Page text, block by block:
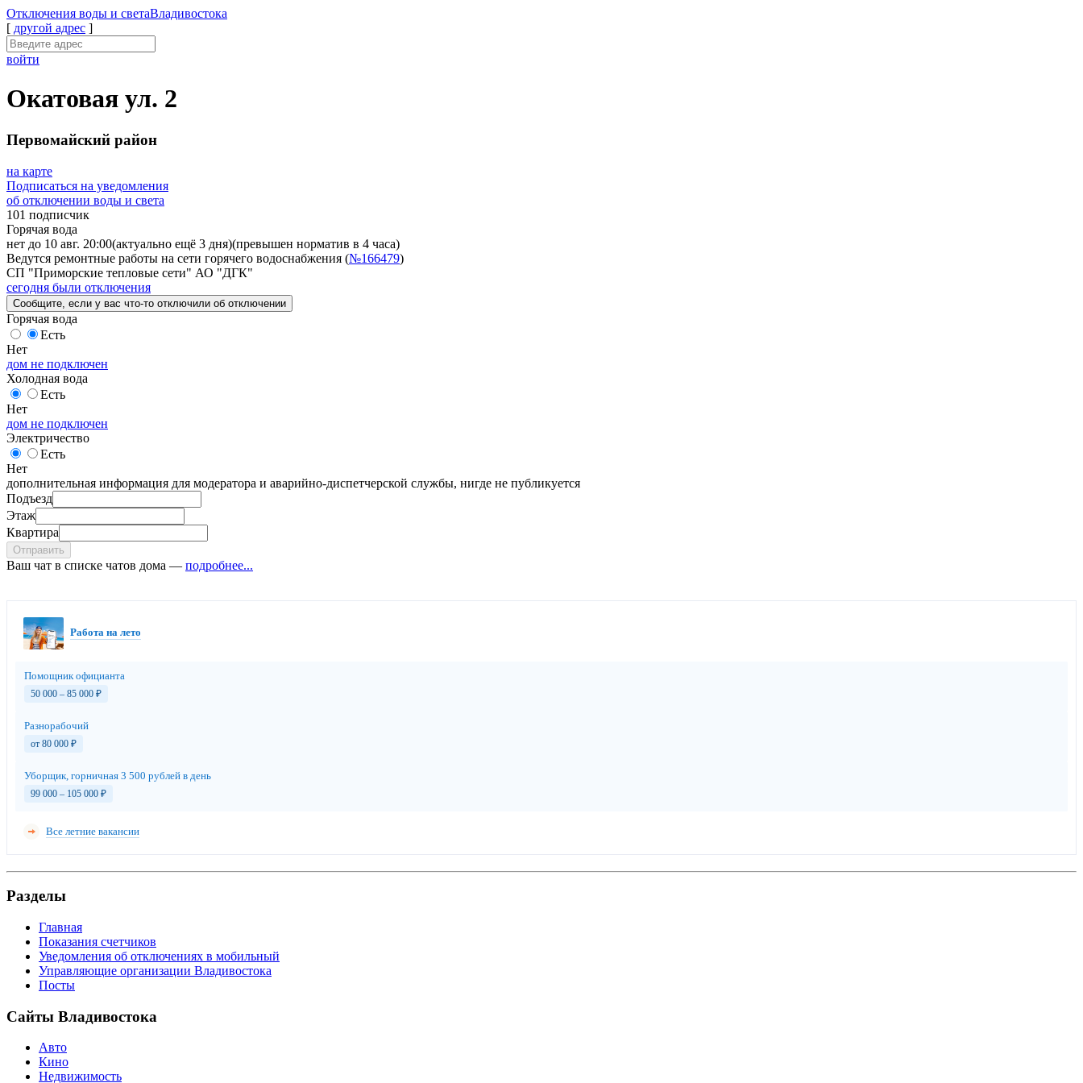
Отключения воды и светаВладивостока
[ другой адрес ]
войти
Окатовая ул. 2
Первомайский район
на карте
Подписаться на уведомления
об отключении воды и света
101 подписчик
Горячая вода
нет до 10 авг. 20:00(актуально ещё 3 дня)(превышен норматив в 4 часа)
Ведутся ремонтные работы на сети горячего водоснабжения (№166479)
СП "Приморские тепловые сети" АО "ДГК"
сегодня были отключения
Сообщите , если у вас что-то отключили об отключении
Горячая вода
Есть
Нет
дом не подключен
Холодная вода
Есть
Нет
дом не подключен
Электричество
Есть
Нет
дополнительная информация для модератора и аварийно-диспетчерской службы, нигде не публикуется
Подъезд
Этаж
Квартира
Отправить
Ваш чат в списке чатов дома — подробнее...
Работа на лето
Помощник официанта
50 000 – 85 000 ₽
Разнорабочий
от 80 000 ₽
Уборщик, горничная 3 500 рублей в день
99 000 – 105 000 ₽
Все летние вакансии
Разделы
Главная
Показания счетчиков
Уведомления об отключениях в мобильный
Управляющие организации Владивостока
Посты
Сайты Владивостока
Авто
Кино
Недвижимость